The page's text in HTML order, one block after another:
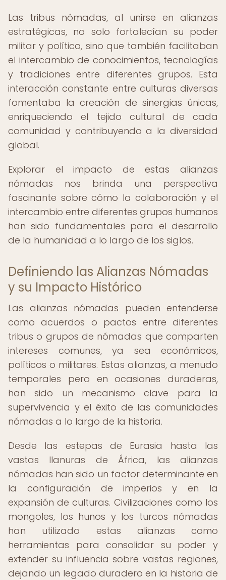
Las tribus nómadas, al unirse en alianzas
estratégicas, no solo fortalecían su poder
militar y político, sino que también facilitaban
el intercambio de conocimientos, tecnologías
y tradiciones entre diferentes grupos. Esta
interacción constante entre culturas diversas
fomentaba la creación de sinergias únicas,
enriqueciendo el tejido cultural de cada
comunidad y contribuyendo a la diversidad
global.
Explorar el impacto de estas alianzas
nómadas nos brinda una perspectiva
fascinante sobre cómo la colaboración y el
intercambio entre diferentes grupos humanos
han sido fundamentales para el desarrollo
de la humanidad a lo largo de los siglos.
Definiendo las Alianzas Nómadas
y su Impacto Histórico
Las alianzas nómadas pueden entenderse
como acuerdos o pactos entre diferentes
tribus o grupos de nómadas que comparten
intereses comunes, ya sea económicos,
políticos o militares. Estas alianzas, a menudo
temporales pero en ocasiones duraderas,
han sido un mecanismo clave para la
supervivencia y el éxito de las comunidades
nómadas a lo largo de la historia.
Desde las estepas de Eurasia hasta las
vastas llanuras de África, las alianzas
nómadas han sido un factor determinante en
la configuración de imperios y en la
expansión de culturas. Civilizaciones como los
mongoles, los hunos y los turcos nómadas
han utilizado estas alianzas como
herramientas para consolidar su poder y
extender su influencia sobre vastas regiones,
dejando un legado duradero en la historia de